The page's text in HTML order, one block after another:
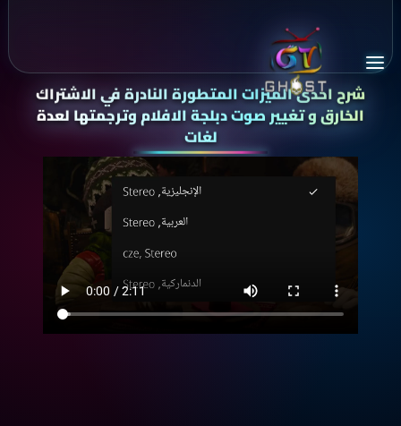
شرح احدى الميزات المتطورة النادرة في الاشتراك
الخارقو تغيير صوت دبلجة الافلام وترجمتها لعدة
لغات